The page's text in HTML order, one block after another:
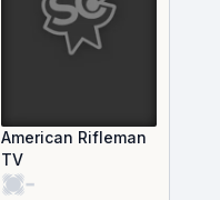
American Rifleman
TV
-